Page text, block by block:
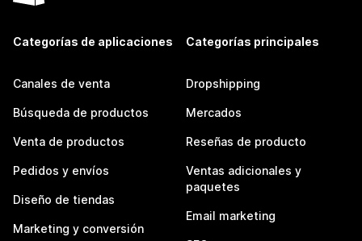
Categorías de aplicaciones
Canales de venta
Búsqueda de productos
Venta de productos
Pedidos y envíos
Diseño de tiendas
Marketing y conversión
Categorías principales
Dropshipping
Mercados
Reseñas de producto
Ventas adicionales y
paquetes
Email marketing